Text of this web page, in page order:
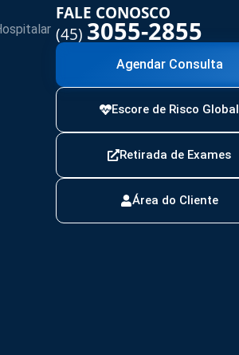
FALE CONOSCO
(45) 3055-2855
Agendar Consulta
Escore de Risco Global
Retirada de Exames
Área do Cliente